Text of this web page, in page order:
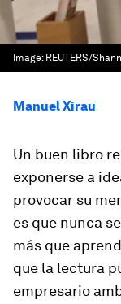
Image: REUTERS/
Manuel Xirau
Un buen libro
exponerse a
provocar su
es que nunca
más que
que la lectura
empresario